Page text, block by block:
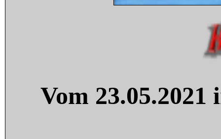
Vom